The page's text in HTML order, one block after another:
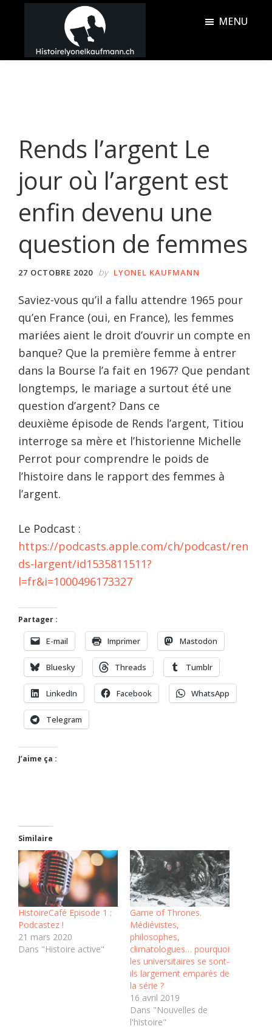
principal
barreHistoire
MENU
Rends l’argent Le
jour où l’argent est
enfin devenu une
question de femmes
27 OCTOBRE 2020 by LYONEL KAUFMANN
Saviez-vous qu’il a fallu attendre 1965 pour
qu’en France (oui, en France), les femmes
mariées aient le droit d’ouvrir un compte en
banque? Que la première femme à entrer
dans la Bourse l’a fait en 1967? Que pendant
longtemps, le mariage a surtout été une
question d’argent? Dans ce
deuxième épisode de Rends l’argent, Titiou
interroge sa mère et l’historienne Michelle
Perrot pour comprendre le poids de
l’histoire dans le rapport des femmes à
l’argent.
Le Podcast :
https://podcasts.apple.com/ch/podcast/ren
ds-largent/id1535811511?
l=fr&i=1000496173327
Partager :
E-mail Imprimer Mastodon
Bluesky Threads Tumblr
LinkedIn Facebook WhatsApp
Telegram
J’aime ça :
Similaire
HistoireCafé Episode 1 :
Podcastez !
21 mars 2020
Dans "Histoire active"
Game of Thrones.
Médiévistes,
philosophes,
climatologues… pourquoi
les universitaires se sont-
ils largement emparés de
la série ?
16 avril 2019
Dans "Nouvelles de
l'histoire"